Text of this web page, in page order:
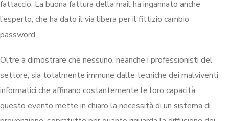
fattaccio. La buona fattura della mail ha ingannato anche
l’esperto, che ha dato il via libera per il fittizio cambio
password.
Oltre a dimostrare che nessuno, neanche i professionisti del
settore, sia totalmente immune dalle tecniche dei malviventi
informatici che affinano costantemente le loro capacità,
questo evento mette in chiaro la necessità di un sistema di